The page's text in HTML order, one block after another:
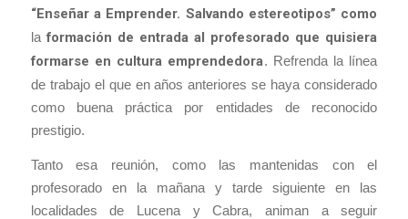
“Enseñar a Emprender. Salvando estereotipos” como
laformación de entrada al profesorado que quisiera
formarse en cultura emprendedora. Refrenda la línea
de trabajo el que en años anteriores se haya considerado
como buena práctica por entidades de reconocido
prestigio.
Tanto esa reunión, como las mantenidas con el
profesorado en la mañana y tarde siguiente en las
localidades de Lucena y Cabra, animan a seguir